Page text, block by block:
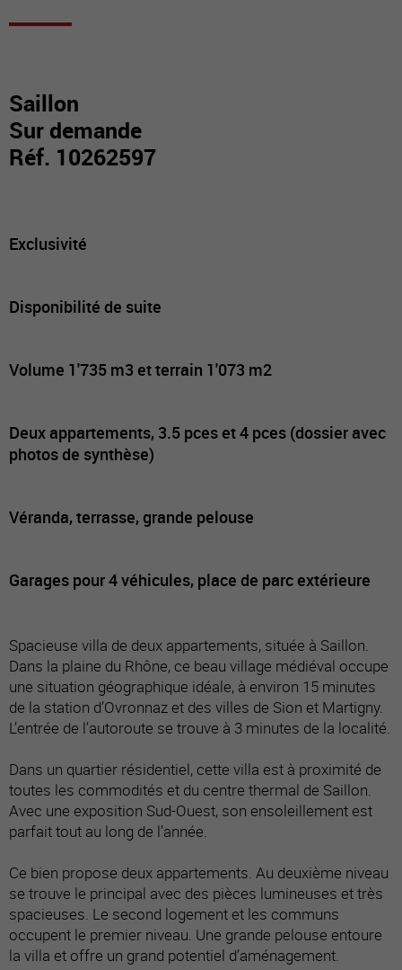
Saillon
Sur demande
Réf. 10262597
Exclusivité
Disponibilité de suite
Volume 1'735 m3 et terrain 1'073 m2
Deux appartements, 3.5 pces et 4 pces (dossier avec
photos de synthèse)
Véranda, terrasse, grande pelouse
Garages pour 4 véhicules, place de parc extérieure
Spacieuse villa de deux appartements, située à Saillon.
Dans la plaine du Rhône, ce beau village médiéval occupe
une situation géographique idéale, à environ 15 minutes
de la station d’Ovronnaz et des villes de Sion et Martigny.
L’entrée de l’autoroute se trouve à 3 minutes de la localité.
Dans un quartier résidentiel, cette villa est à proximité de
toutes les commodités et du centre thermal de Saillon.
Avec une exposition Sud-Ouest, son ensoleillement est
parfait tout au long de l’année.
Ce bien propose deux appartements. Au deuxième niveau
se trouve le principal avec des pièces lumineuses et très
spacieuses. Le second logement et les communs
occupent le premier niveau. Une grande pelouse entoure
la villa et offre un grand potentiel d’aménagement.